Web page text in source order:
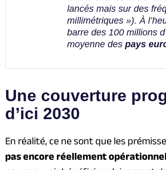
lancés mais sur des
millimétriques »). À
barre des 100 millions
moyenne des pays
Une couverture
d’ici 2030
En réalité, ce ne sont que les
pas encore réellement